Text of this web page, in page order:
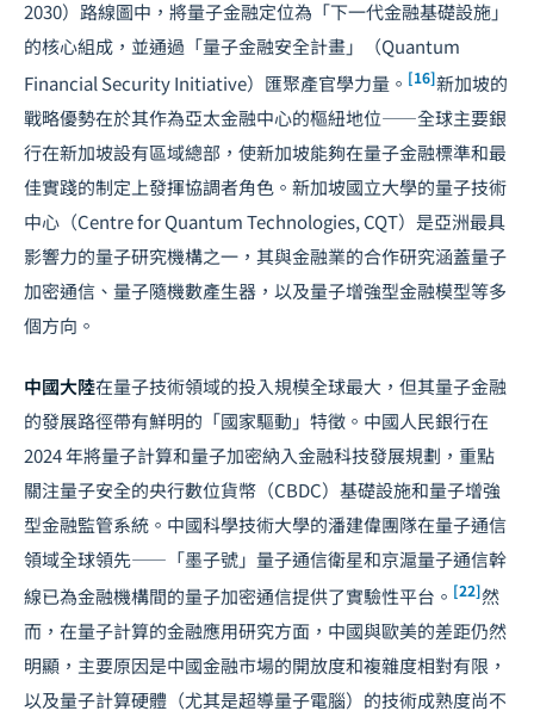
2030）路線圖中，將量子金融定位為「下一代金融基礎設施」
的核心組成，並通過「量子金融安全計畫」（Quantum
Financial Security Initiative）匯聚產官學力量。 [16]新加坡的
戰略優勢在於其作為亞太金融中心的樞紐地位——全球主要銀
行在新加坡設有區域總部，使新加坡能夠在量子金融標準和最
佳實踐的制定上發揮協調者角色。新加坡國立大學的量子技術
中心（Centre for Quantum Technologies, CQT）是亞洲最具
影響力的量子研究機構之一，其與金融業的合作研究涵蓋量子
加密通信、量子隨機數產生器，以及量子增強型金融模型等多
個方向。
中國大陸在量子技術領域的投入規模全球最大，但其量子金融
的發展路徑帶有鮮明的「國家驅動」特徵。中國人民銀行在
2024 年將量子計算和量子加密納入金融科技發展規劃，重點
關注量子安全的央行數位貨幣（CBDC）基礎設施和量子增強
型金融監管系統。中國科學技術大學的潘建偉團隊在量子通信
領域全球領先——「墨子號」量子通信衛星和京滬量子通信幹
線已為金融機構間的量子加密通信提供了實驗性平台。 [22]然
而，在量子計算的金融應用研究方面，中國與歐美的差距仍然
明顯，主要原因是中國金融市場的開放度和複雜度相對有限，
以及量子計算硬體（尤其是超導量子電腦）的技術成熟度尚不